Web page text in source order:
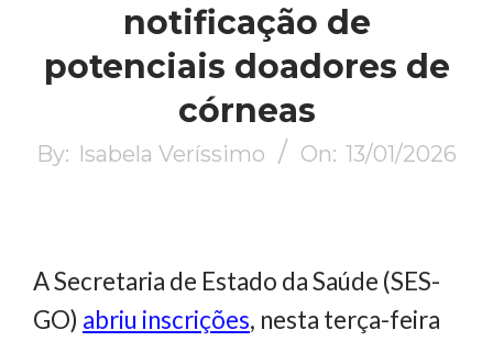
notificação de
potenciais doadores de
córneas
By: Isabela Veríssimo On: 13/01/2026
A Secretaria de Estado da Saúde (SES-
GO) abriu inscrições, nesta terça-feira